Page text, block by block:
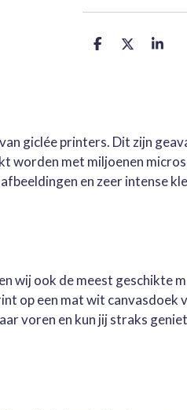
D
D
S
giclée printers. Dit zijn
worden met miljoenen
en zeer intense
wij ook de meest geschikte
op een mat wit canvasdoek
voren en kun jij straks